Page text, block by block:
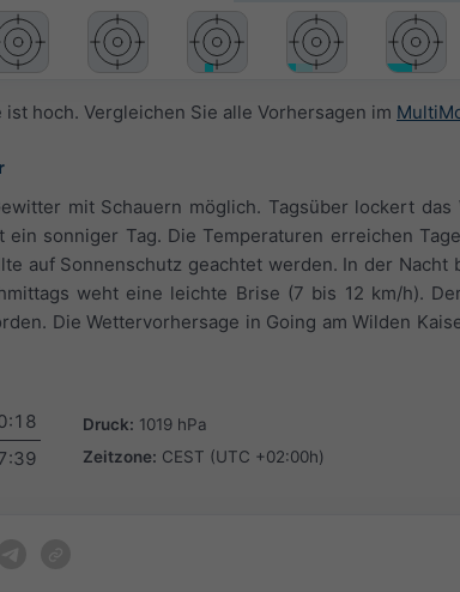
hoch. Vergleichen Sie alle Vorhersagen im
mit Schauern möglich. Tagsüber lockert das
sonniger Tag. Die Temperaturen erreichen
auf Sonnenschutz geachtet werden. In der Nacht
weht eine leichte Brise (7 bis 12 km/h).
Die Wettervorhersage in Going am Wilden
Druck: 1019 hPa
Zeitzone: CEST (UTC +02:00h)